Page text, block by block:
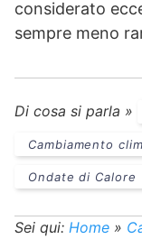
considerato
sempre meno
Di cosa si parla »
Cambiamento
Ondate di Calore
Sei qui: Home »